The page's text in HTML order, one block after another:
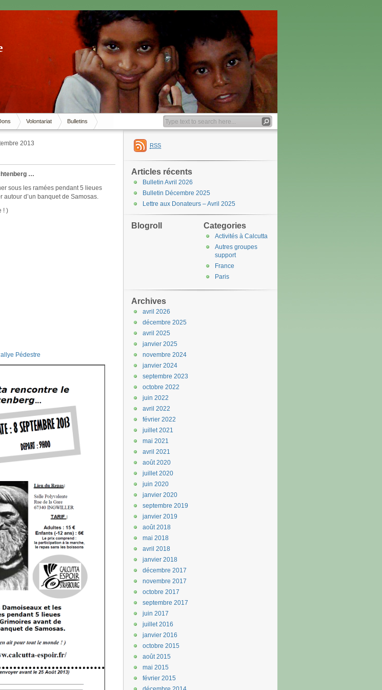
Volontariat Bulletins
2013
…
sous les ramées pendant 5 lieues
d’un banquet de Samosas.
! )
Pédestre
RSS
Articles récents
Bulletin Avril 2026
Bulletin Décembre 2025
Lettre aux Donateurs – Avril 2025
Categories
Activités à Calcutta
Autres groupes
support
France
Paris
Blogroll
Archives
avril 2026
décembre 2025
avril 2025
janvier 2025
novembre 2024
janvier 2024
septembre 2023
octobre 2022
juin 2022
avril 2022
février 2022
juillet 2021
mai 2021
avril 2021
août 2020
juillet 2020
juin 2020
janvier 2020
septembre 2019
janvier 2019
août 2018
mai 2018
avril 2018
janvier 2018
décembre 2017
novembre 2017
octobre 2017
septembre 2017
juin 2017
juillet 2016
janvier 2016
octobre 2015
août 2015
mai 2015
février 2015